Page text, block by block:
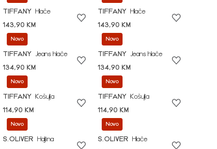
TIFFANY
Hlače
143,90 KM
TIFFANY
Hlače
143,90 KM
Novo
TIFFANY
Jeans hlače
134,90 KM
Novo
TIFFANY
Jeans hlače
134,90 KM
Novo
TIFFANY
Košulja
114,90 KM
Novo
TIFFANY
Košulja
114,90 KM
Novo
S.OLIVER
Haljina
Novo
S.OLIVER
Hlače